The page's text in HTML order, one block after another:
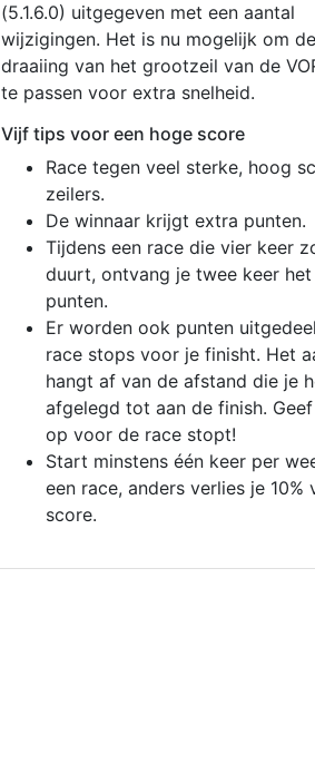
(5.1.6.0) uitgegeven met een aantal
wijzigingen. Het is nu mogelijk om de
draaiing van het grootzeil van de
te passen voor extra snelheid.
Vijf tips voor een hoge score
Race tegen veel sterke, hoog
zeilers.
De winnaar krijgt extra punten.
Tijdens een race die vier keer
duurt, ontvang je twee keer
punten.
Er worden ook punten
race stops voor je finisht. Het
hangt af van de afstand die je
afgelegd tot aan de finish.
op voor de race stopt!
Start minstens één keer per
een race, anders verlies je 10%
score.